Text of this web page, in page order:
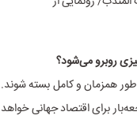
روبرو می‌شود؟
طور همزمان و کامل بسته شوند.
برای اقتصاد جهانی خواهد